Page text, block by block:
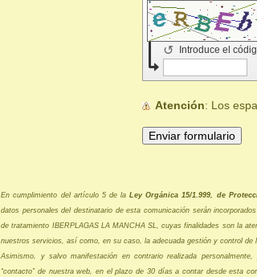
Introduce el
↺
Atención : Los
En cumplimiento del artículo 5 de la Ley Orgánica 15/1.999, de
datos personales del destinatario de esta comunicación serán
de tratamiento IBERPLAGAS LA MANCHA SL, cuyas finalidades son la
nuestros servicios, así como, en su caso, la adecuada gestión y control de
Asimismo, y salvo manifestación en contrario realizada
“contacto” de nuestra web, en el plazo de 30 días a contar desde esta